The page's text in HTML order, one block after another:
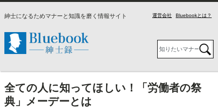
紳士になるためマナーと知識を磨く情報サイト Bluebookとは？
運営会社
全ての人に知ってほしい！「労働者の祭
典」メーデーとは